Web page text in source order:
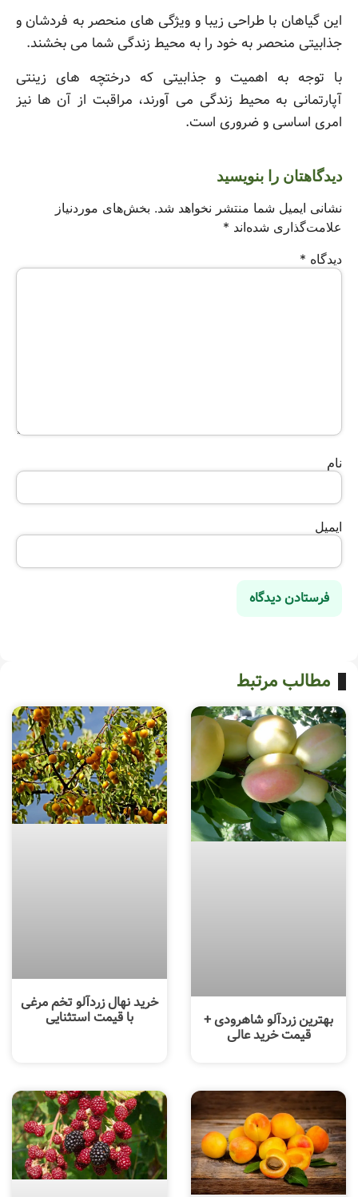
این گیاهان با طراحی زیبا و ویژگی های منحصر به فردشان و
جذابیتی منحصر به خود را به محیط زندگی شما می بخشند.
با توجه به اهمیت و جذابیتی که درختچه های زینتی
آپارتمانی به محیط زندگی می آورند، مراقبت از آن ها نیز
امری اساسی و ضروری است.
دیدگاهتان را بنویسید
نشانی ایمیل شما منتشر نخواهد شد. بخش‌های موردنیاز
علامت‌گذاری شده‌اند *
دیدگاه *
نام
ایمیل
مطالب مرتبط
بهترین زردآلو شاهرودی +
قیمت خرید عالی
خرید نهال زردآلو تخم مرغی
با قیمت استثنایی